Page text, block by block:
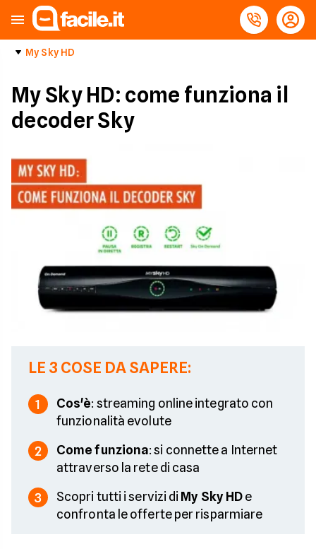
My Sky HD
My Sky HD: come funziona il
decoder Sky
LE 3 COSE DA SAPERE:
1 Cos'è: streaming online integrato con
funzionalità evolute
2 Come funziona: si connette a Internet
attraverso la rete di casa
3 Scopri tutti i servizi di My Sky HDe
confronta le offerte per risparmiare